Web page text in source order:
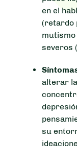
en el
(retardo
severos
alterar
su